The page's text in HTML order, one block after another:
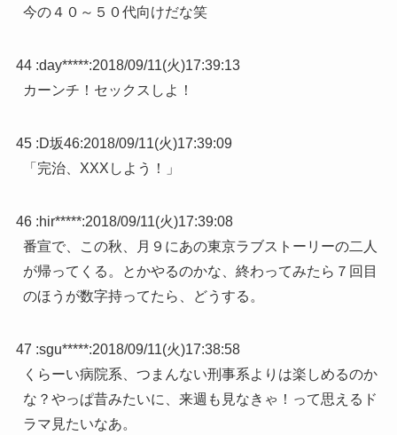
今の４０～５０代向けだな笑
44 :day*****:2018/09/11(火)17:39:13
カーンチ！セックスしよ！
45 :D坂46:2018/09/11(火)17:39:09
「完治、XXXしよう！」
46 :hir*****:2018/09/11(火)17:39:08
番宣で、この秋、月９にあの東京ラブストーリーの二人
が帰ってくる。とかやるのかな、終わってみたら７回目
のほうが数字持ってたら、どうする。
47 :sgu*****:2018/09/11(火)17:38:58
くらーい病院系、つまんない刑事系よりは楽しめるのか
な？やっぱ昔みたいに、来週も見なきゃ！って思えるド
ラマ見たいなあ。